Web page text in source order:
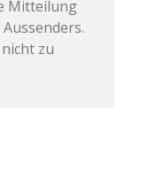
Mitteilung
zu